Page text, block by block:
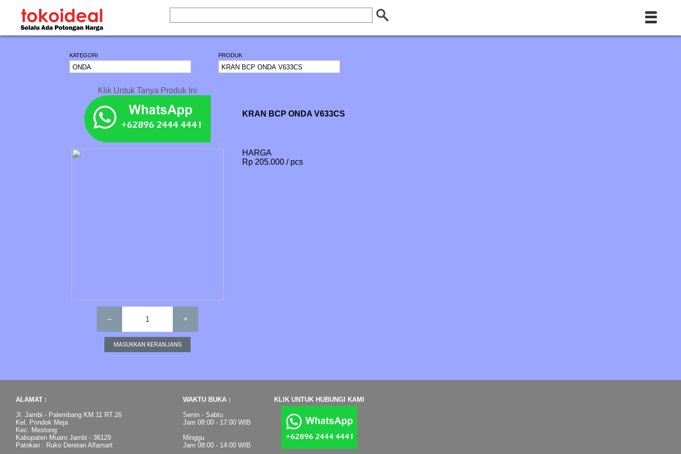
KATEGORI PRODUK
Klik Untuk Tanya Produk Ini
KRAN BCP ONDA V633CS
HARGA
Rp 205.000 / pcs
– 1 +
ALAMAT :
Jl. Jambi - Palembang KM.11 RT.26
Kel. Pondok Meja
Kec. Mestong
Kabupaten Muaro Jambi - 36129
Patokan : Ruko Deretan Alfamart
WAKTU BUKA :
Senin - Sabtu
Jam 08:00 - 17:00 WIB
Minggu
Jam 08:00 - 14:00 WIB
KLIK UNTUK HUBUNGI KAMI